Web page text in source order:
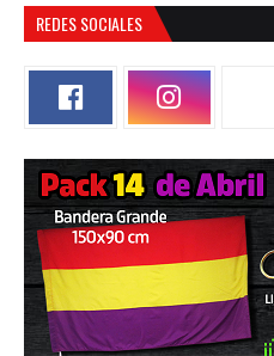
REDES SOCIALES